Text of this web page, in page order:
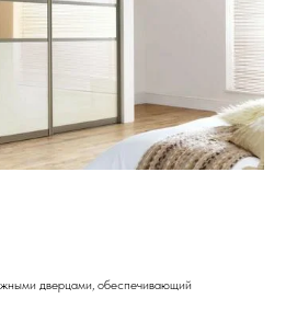
дверцами, обеспечивающий